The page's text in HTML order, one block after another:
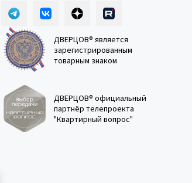
ДВЕРЦОВ® является
зарегистрированным
товарным знаком
ДВЕРЦОВ® официальный
партнёр телепроекта
"Квартирный вопрос"